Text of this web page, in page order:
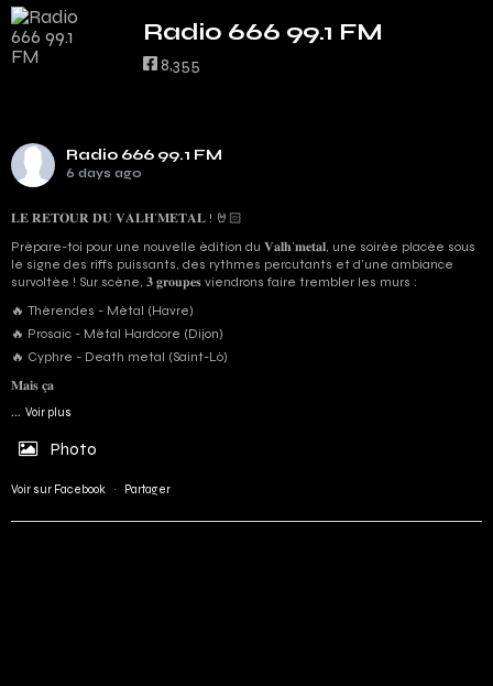
Radio 666 99.1 FM
8,355
Radio 666 99.1 FM
6 days ago
𝐋𝐄 𝐑𝐄𝐓𝐎𝐔𝐑 𝐃𝐔 𝐕𝐀𝐋𝐇’𝐌𝐄𝐓𝐀𝐋 ! 🤘🏻
Prépare-toi pour une nouvelle édition du 𝐕𝐚𝐥𝐡’𝐦𝐞𝐭𝐚𝐥, une soirée placée sous
le signe des riffs puissants, des rythmes percutants et d'une ambiance
survoltée ! Sur scène, 𝟑 𝐠𝐫𝐨𝐮𝐩𝐞𝐬 viendrons faire trembler les murs :
🔥 Thérendes - Métal (Havre)
🔥 Prosaic - Métal Hardcore (Dijon)
🔥 Cyphre - Death metal (Saint-Lô)
𝐌𝐚𝐢𝐬 𝐜̧𝐚
... Voir plus
Photo
Voir sur Facebook · Partager